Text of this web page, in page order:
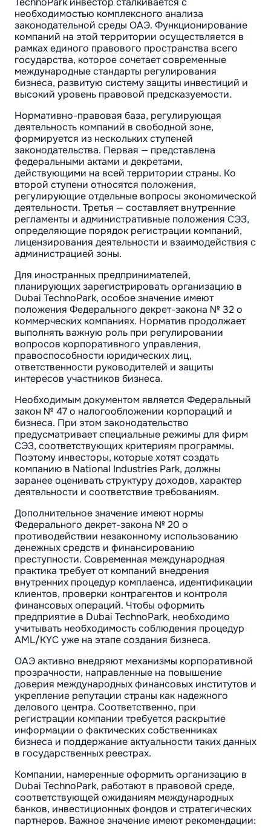
необходимостью комплексного анализа
законодательной среды ОАЭ. Функционирование
компаний на этой территории осуществляется в
рамках единого правового пространства всего
государства, которое сочетает современные
международные стандарты регулирования
бизнеса, развитую систему защиты инвестиций и
высокий уровень правовой предсказуемости.
Нормативно-правовая база, регулирующая
деятельность компаний в свободной зоне,
формируется из нескольких ступеней
законодательства. Первая — представлена
федеральными актами и декретами,
действующими на всей территории страны. Ко
второй ступени относятся положения,
регулирующие отдельные вопросы экономической
деятельности. Третья — составляет внутренние
регламенты и административные положения СЭЗ,
определяющие порядок регистрации компаний,
лицензирования деятельности и взаимодействия с
администрацией зоны.
Для иностранных предпринимателей,
планирующих зарегистрировать организацию в
Dubai TechnoPark, особое значение имеют
положения Федерального декрет-закона № 32 о
коммерческих компаниях. Норматив продолжает
выполнять важную роль при регулировании
вопросов корпоративного управления,
правоспособности юридических лиц,
ответственности руководителей и защиты
интересов участников бизнеса.
Необходимым документом является Федеральный
закон № 47 о налогообложении корпораций и
бизнеса. При этом законодательство
предусматривает специальные режимы для фирм
СЭЗ, соответствующих критериям программы.
Поэтому инвесторы, которые хотят создать
компанию в National Industries Park, должны
заранее оценивать структуру доходов, характер
деятельности и соответствие требованиям.
Дополнительное значение имеют нормы
Федерального декрет-закона № 20 о
противодействии незаконному использованию
денежных средств и финансированию
преступности. Современная международная
практика требует от компаний внедрения
внутренних процедур комплаенса, идентификации
клиентов, проверки контрагентов и контроля
финансовых операций. Чтобы оформить
предприятие в Dubai TechnoPark, необходимо
учитывать необходимость соблюдения процедур
AML/KYC уже на этапе создания бизнеса.
ОАЭ активно внедряют механизмы корпоративной
прозрачности, направленные на повышение
доверия международных финансовых институтов и
укрепление репутации страны как надежного
делового центра. Соответственно, при
регистрации компании требуется раскрытие
информации о фактических собственниках
бизнеса и поддержание актуальности таких данных
в государственных реестрах.
Компании, намеренные оформить организацию в
Dubai TechnoPark, работают в правовой среде,
соответствующей ожиданиям международных
банков, инвестиционных фондов и стратегических
партнеров. Важное значение имеют рекомендации: